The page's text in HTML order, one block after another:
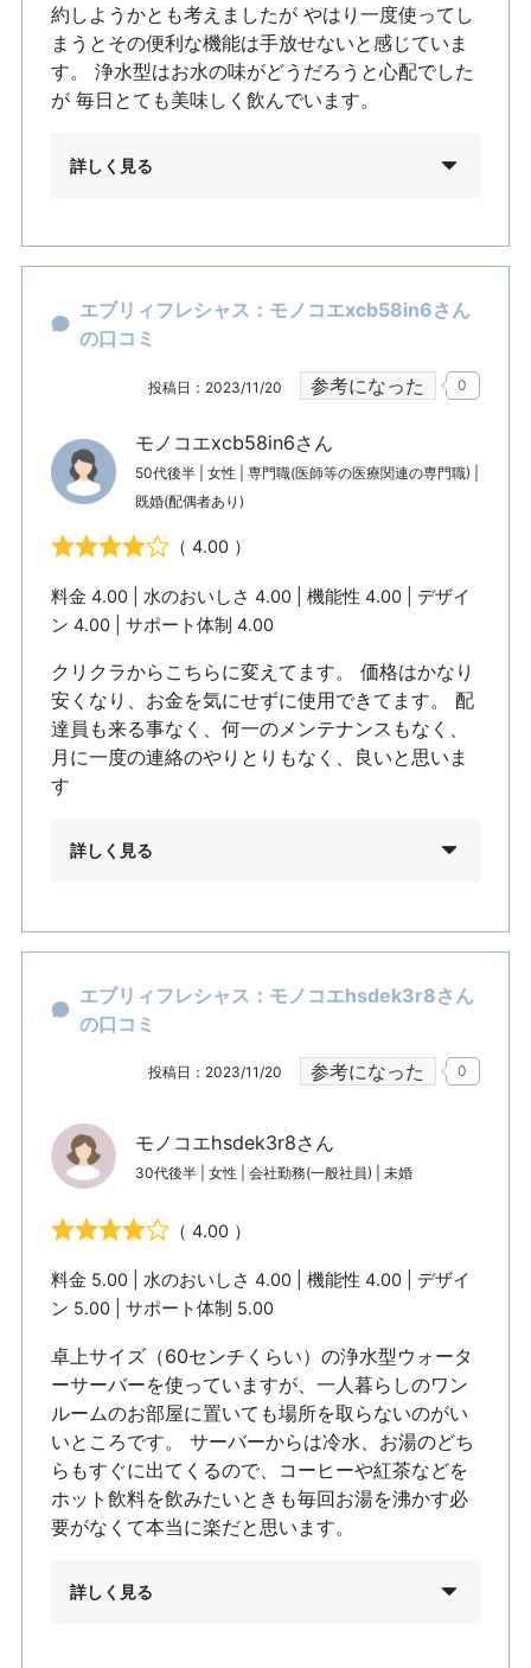
約しようかとも考えましたが やはり一度使ってし
まうとその便利な機能は手放せないと感じていま
す。 浄水型はお水の味がどうだろうと心配でした
が 毎日とても美味しく飲んでいます。
詳しく見る
エブリィフレシャス：モノコエxcb58in6さん
の口コミ
投稿日：2023/11/20 参考になった 0
モノコエxcb58in6さん
50代後半 | 女性 | 専門職(医師等の医療関連の専門職) |
既婚(配偶者あり)
（ 4.00 ）
料金 4.00 | 水のおいしさ 4.00 | 機能性 4.00 | デザイ
ン 4.00 | サポート体制 4.00
クリクラからこちらに変えてます。 価格はかなり
安くなり、お金を気にせずに使用できてます。 配
達員も来る事なく、何一のメンテナンスもなく、
月に一度の連絡のやりとりもなく、良いと思いま
す
詳しく見る
エブリィフレシャス：モノコエhsdek3r8さん
の口コミ
投稿日：2023/11/20 参考になった 0
モノコエhsdek3r8さん
30代後半 | 女性 | 会社勤務(一般社員) | 未婚
（ 4.00 ）
料金 5.00 | 水のおいしさ 4.00 | 機能性 4.00 | デザイ
ン 5.00 | サポート体制 5.00
卓上サイズ（60センチくらい）の浄水型ウォータ
ーサーバーを使っていますが、一人暮らしのワン
ルームのお部屋に置いても場所を取らないのがい
いところです。 サーバーからは冷水、お湯のどち
らもすぐに出てくるので、コーヒーや紅茶などを
ホット飲料を飲みたいときも毎回お湯を沸かす必
要がなくて本当に楽だと思います。
詳しく見る